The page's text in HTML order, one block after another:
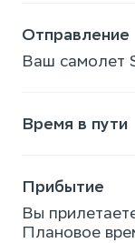
Отправление
Ваш самолет
Время в пути
Прибытие
Вы
Плановое